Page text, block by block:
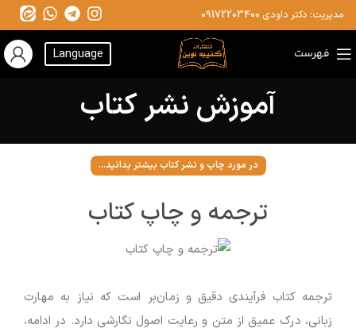
مدیریت: دکتر داودی 09172203400
فهرست Language
آموزش نشر کتاب
در مورد چاپ و نشر کتاب بیشتر بدانید...
ترجمه و چاپ کتاب
ترجمه کتاب فرآیندی دقیق و زمان‌بر است که نیاز به مهارت
زبانی، درک عمیق از متن و رعایت اصول نگارشی دارد. در ادامه،